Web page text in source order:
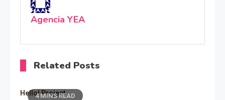
Agencia YEA
Related Posts
4 MINS READ
Hello! Project